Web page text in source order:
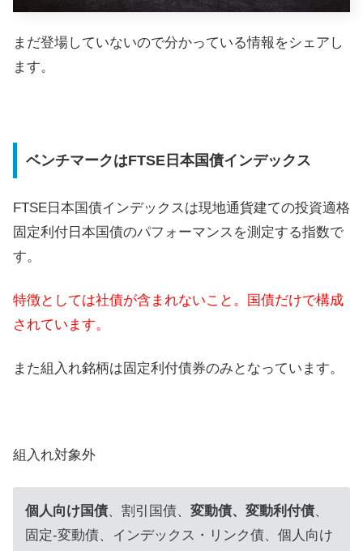
まだ登場していないので分かっている情報をシェアし
ます。
ベンチマークはFTSE日本国債インデックス
FTSE日本国債インデックスは現地通貨建ての投資適格
固定利付日本国債のパフォーマンスを測定する指数で
す。
特徴としては社債が含まれないこと。国債だけで構成
されています。
また組入れ銘柄は固定利付債券のみとなっています。
組入れ対象外
個人向け国債、割引国債、 変動債、変動利付債、
固定-変動債、インデックス・リンク債、個人向け